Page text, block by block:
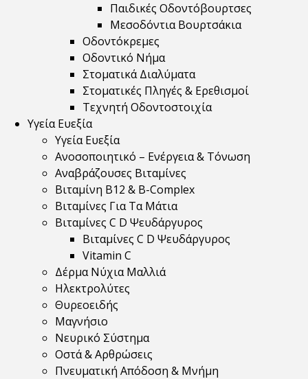
Παιδικές Οδοντόβουρτσες
Μεσοδόντια Βουρτσάκια
Οδοντόκρεμες
Οδοντικό Νήμα
Στοματικά Διαλύματα
Στοματικές Πληγές & Ερεθισμοί
Τεχνητή Οδοντοστοιχία
Υγεία Ευεξία
Υγεία Ευεξία
Ανοσοποιητικό – Ενέργεια & Τόνωση
Αναβράζουσες Βιταμίνες
Βιταμίνη B12 & Β-Complex
Βιταμίνες Για Τα Μάτια
Βιταμίνες C D Ψευδάργυρος
Βιταμίνες C D Ψευδάργυρος
Vitamin C
Δέρμα Νύχια Μαλλιά
Ηλεκτρολύτες
Θυρεοειδής
Μαγνήσιο
Νευρικό Σύστημα
Οστά & Αρθρώσεις
Πνευματική Απόδοση & Μνήμη